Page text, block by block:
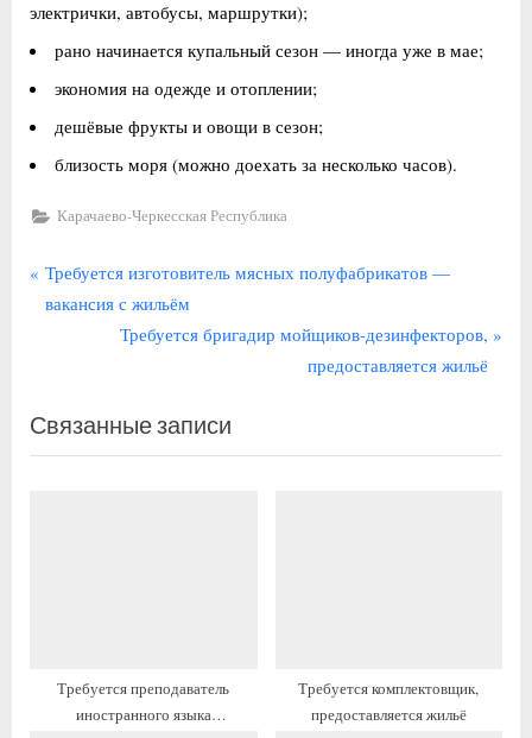
электрички, автобусы, маршрутки);
рано начинается купальный сезон — иногда уже в мае;
экономия на одежде и отоплении;
дешёвые фрукты и овощи в сезон;
близость моря (можно доехать за несколько часов).
Карачаево-Черкесская Республика
Навигация
по
записям
П
р
д
у
Требуется изготовитель мясных полуфабрикатов —
вакансия с жильём
С
д
у
Требуется бригадир мойщиков-дезинфекторов,
предоставляется жильё
Связанные записи
Требуется преподаватель
иностранного языка
Требуется комплектовщик,
предоставляется жильё